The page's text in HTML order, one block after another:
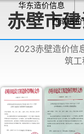
华东造价信息
西南造
赤壁市
2023赤壁造价信
筑工